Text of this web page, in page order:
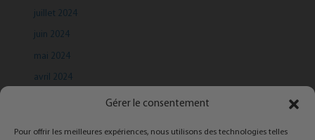
Gérer le consentement
Pour offrir les meilleures expériences, nous utilisons des technologies telles
juillet 2024
juin 2024
mai 2024
avril 2024